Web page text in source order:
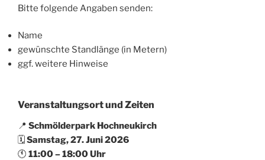
Bitte folgende Angaben senden:
Name
gewünschte Standlänge (in Metern)
ggf. weitere Hinweise
Veranstaltungsort und Zeiten
📍 Schmölderpark Hochneukirch
🗓 Samstag, 27. Juni 2026
🕚 11:00 – 18:00 Uhr